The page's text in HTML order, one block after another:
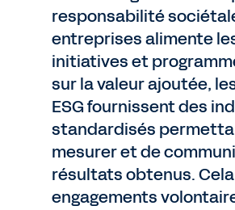
responsabilité
entreprises alimente
initiatives et
sur la valeur ajoutée,
ESG fournissent des
standardisés
mesurer et de
résultats obtenus.
engagements